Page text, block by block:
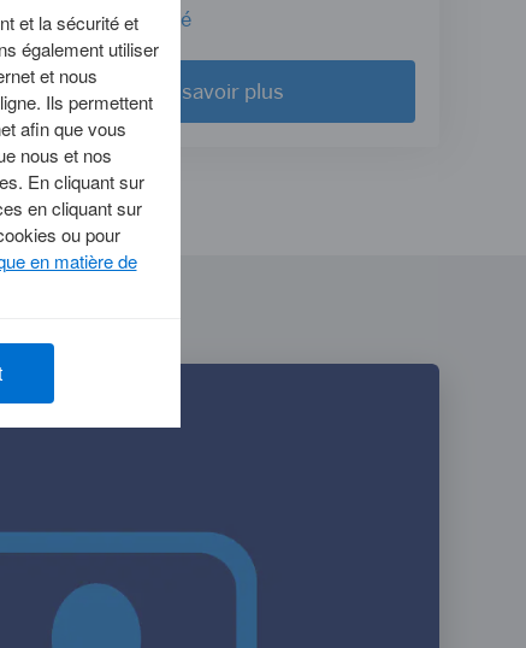
E-mail sécurisé
En savoir plus
et la sécurité et
également utiliser
et nous
Ils permettent
afin que vous
nous et nos
En cliquant sur
en cliquant sur
ou pour
en matière de